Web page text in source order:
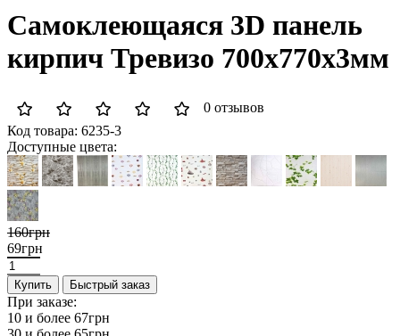
Самоклеющаяся 3D панель
кирпич Тревизо 700x770x3мм
0 отзывов
Код товара: 6235-3
Доступные цвета:
160грн
69грн
Купить Быстрый заказ
При заказе:
10 и более 67грн